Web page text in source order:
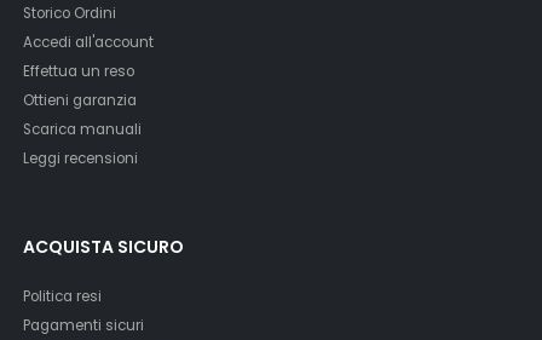
Storico Ordini
Accedi all'account
Effettua un reso
Ottieni garanzia
Scarica manuali
Leggi recensioni
ACQUISTA SICURO
Politica resi
Pagamenti sicuri